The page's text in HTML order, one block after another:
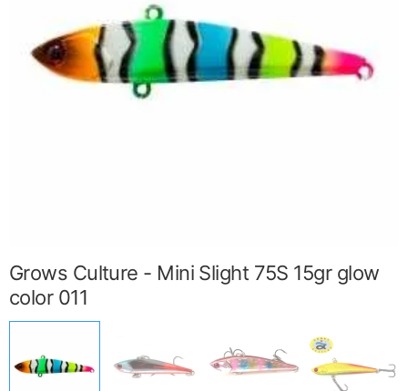
Grows Culture - Mini Slight 75S 15gr glow
color 011